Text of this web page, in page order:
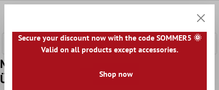
Minta tól től Mozaik Csempe Üveg
Üveggolyó Quebeck Barna
Secure your discount now with the code SOMMER5 🌞
Valid on all products except accessories.
Shop now